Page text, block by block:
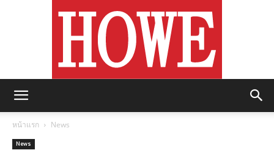
หน้าแรก News
News